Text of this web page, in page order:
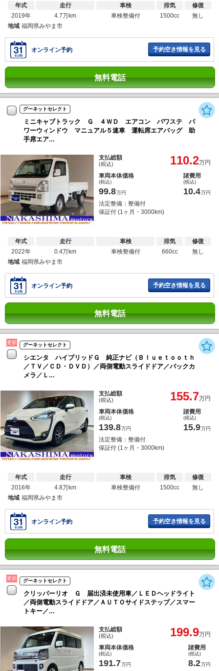
年式
2019年
走行
4.7万km
車検
車検整備付
排気
1500cc
修復
無し
地域 福岡県みやま市
オンライン予約 予約空き情報を見る
無料電話
グーネットセレクト
ミニキャブトラック Ｇ ４ＷＤ エアコン パワステ パ
ワーウィンドウ マニュアル５速車 運転席エアバッグ 助
手席エア...
支払総額
(税込) 110.2万円
車両本体価格
(税込)
99.8万円
諸費用
(税込)
10.4万円
法定整備：整備付
保証付 (1ヶ月・3000km)
年式
2022年
走行
0.4万km
車検
車検整備付
排気
660cc
修復
無し
地域 福岡県みやま市
オンライン予約 予約空き情報を見る
無料電話
更新 グーネットセレクト
シエンタ ハイブリッドＧ 純正ナビ（Ｂｌｕｅｔｏｏｔｈ
／ＴＶ／ＣＤ・ＤＶＤ）／両側電動スライドドア／バックカ
メラ／Ｌ...
支払総額
(税込) 155.7万円
車両本体価格
(税込)
139.8万円
諸費用
(税込)
15.9万円
法定整備：整備付
保証付 (1ヶ月・3000km)
年式
2016年
走行
4.8万km
車検
車検整備付
排気
1500cc
修復
無し
地域 福岡県みやま市
オンライン予約 予約空き情報を見る
無料電話
更新 グーネットセレクト
クリッパーリオ Ｇ 届出済未使用車／ＬＥＤヘッドライト
／両側電動スライドドア／ＡＵＴＯサイドステップ／スマー
トキー／...
支払総額
(税込) 199.9万円
車両本体価格
(税込)
191.7万円
諸費用
(税込)
8.2万円